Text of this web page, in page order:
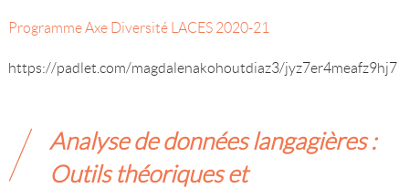
Programme Axe Diversité LACES 2020-21
https://padlet.com/magdalenakohoutdiaz3/jyz7er4meafz9hj7
Analyse de données langagières :
Outils théoriques et